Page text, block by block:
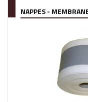
NAPPES -